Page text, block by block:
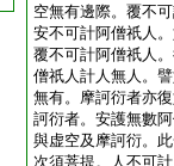
空無有邊際。覆不
安不可計阿僧祇人
覆不可計阿僧祇人
僧祇人計人無人。
無有。摩訶衍者亦
訶衍者。安護無數
與虚空及摩訶衍。
次須菩提。人不可